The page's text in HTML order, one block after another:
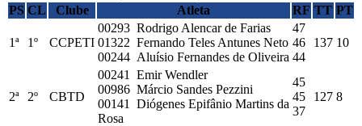
PS CL Clube Atleta RF TT PT
1ª 1º CCPETI
00293 Rodrigo Alencar de Farias
01322 Fernando Teles Antunes Neto
00244 Aluísio Fernandes de Oliveira
47
46
44
137 10
2ª 2º CBTD
00241 Emir Wendler
00986 Márcio Sandes Pezzini
00141 Diógenes Epifânio Martins da
Rosa
45
45
37
127 8